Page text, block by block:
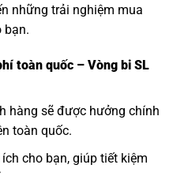
những trải nghiệm mua
bạn.
toàn quốc – Vòng bi SL
hàng sẽ được hưởng chính
toàn quốc.
cho bạn, giúp tiết kiệm